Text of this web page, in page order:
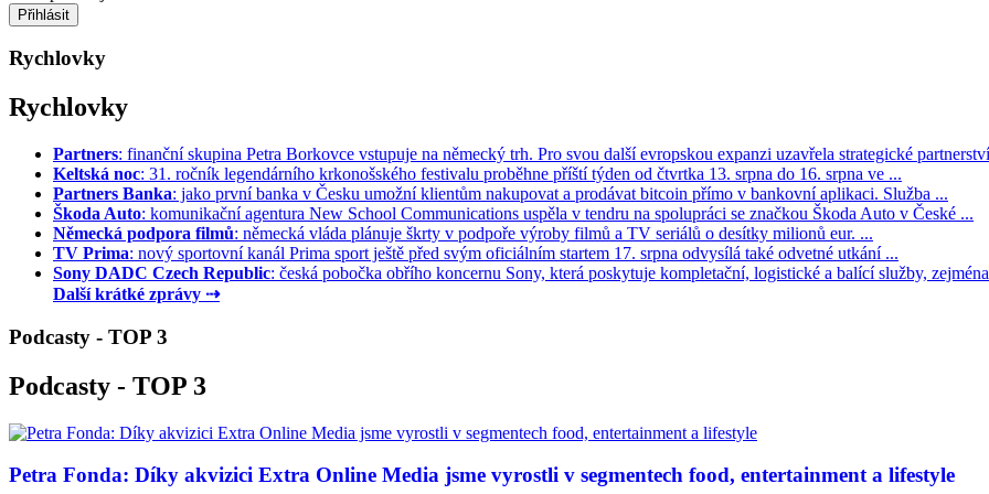
Rychlovky
Rychlovky
Partners: finanční skupina Petra Borkovce vstupuje na německý trh. Pro svou další evropskou expanzi uzavřela strategické
Keltská noc: 31. ročník legendárního krkonošského festivalu proběhne příští týden od čtvrtka 13. srpna do 16. srpna ve ...
Partners Banka: jako první banka v Česku umožní klientům nakupovat a prodávat bitcoin přímo v bankovní aplikaci. Služba ...
Škoda Auto: komunikační agentura New School Communications uspěla v tendru na spolupráci se značkou Škoda Auto v České ...
Německá podpora filmů: německá vláda plánuje škrty v podpoře výroby filmů a TV seriálů o desítky milionů eur. ...
TV Prima: nový sportovní kanál Prima sport ještě před svým oficiálním startem 17. srpna odvysílá také odvetné utkání ...
Sony DADC Czech Republic: česká pobočka obřího koncernu Sony, která poskytuje kompletační, logistické a balící služby,
Další krátké zprávy ⇢
Podcasty - TOP 3
Podcasty - TOP 3
Petra Fonda: Díky akvizici Extra Online Media jsme vyrostli v segmentech food, entertainment a lifestyle